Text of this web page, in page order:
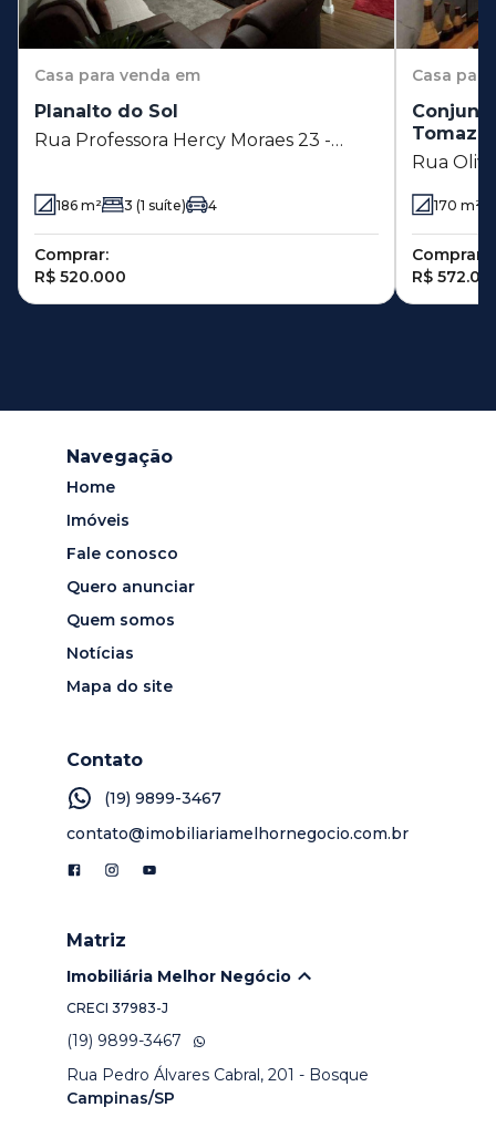
Casa para venda em
Planalto do Sol
Rua Professora Hercy Moraes 23 -
186 m² 3 (1 suíte) 4
Comprar:
R$ 520.000
Casa
Tomazin
Rua
- SP170 m²
Comprar:
R$
Navegação
Home
Imóveis
Fale conosco
Quero anunciar
Quem somos
Notícias
Mapa do site
Contato
(19) 9899-3467
contato@imobiliariamelhornegocio.com.br
Matriz
Imobiliária Melhor Negócio
CRECI 37983-J
(19) 9899-3467
Rua Pedro Álvares Cabral, 201 - Bosque
Campinas/SP